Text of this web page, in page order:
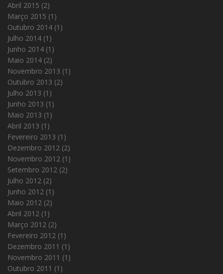
Abril 2015 (2)
Março 2015 (1)
Outubro 2014 (1)
Julho 2014 (1)
Junho 2014 (1)
Maio 2014 (2)
Novembro 2013 (1)
Outubro 2013 (2)
Julho 2013 (1)
Junho 2013 (1)
Maio 2013 (1)
Abril 2013 (1)
Fevereiro 2013 (1)
Dezembro 2012 (2)
Novembro 2012 (1)
Setembro 2012 (2)
Julho 2012 (2)
Junho 2012 (1)
Maio 2012 (2)
Abril 2012 (1)
Março 2012 (2)
Fevereiro 2012 (1)
Dezembro 2011 (1)
Novembro 2011 (1)
Outubro 2011 (1)